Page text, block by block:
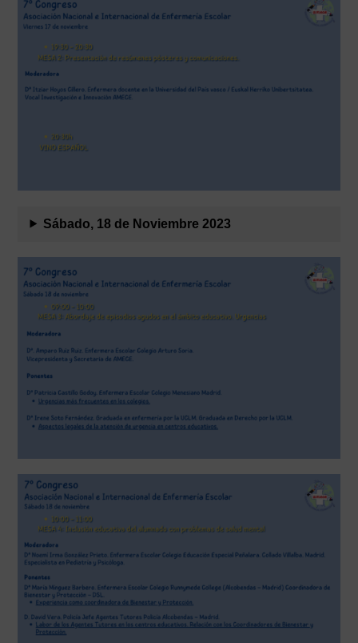
Sábado, 18 de Noviembre 2023